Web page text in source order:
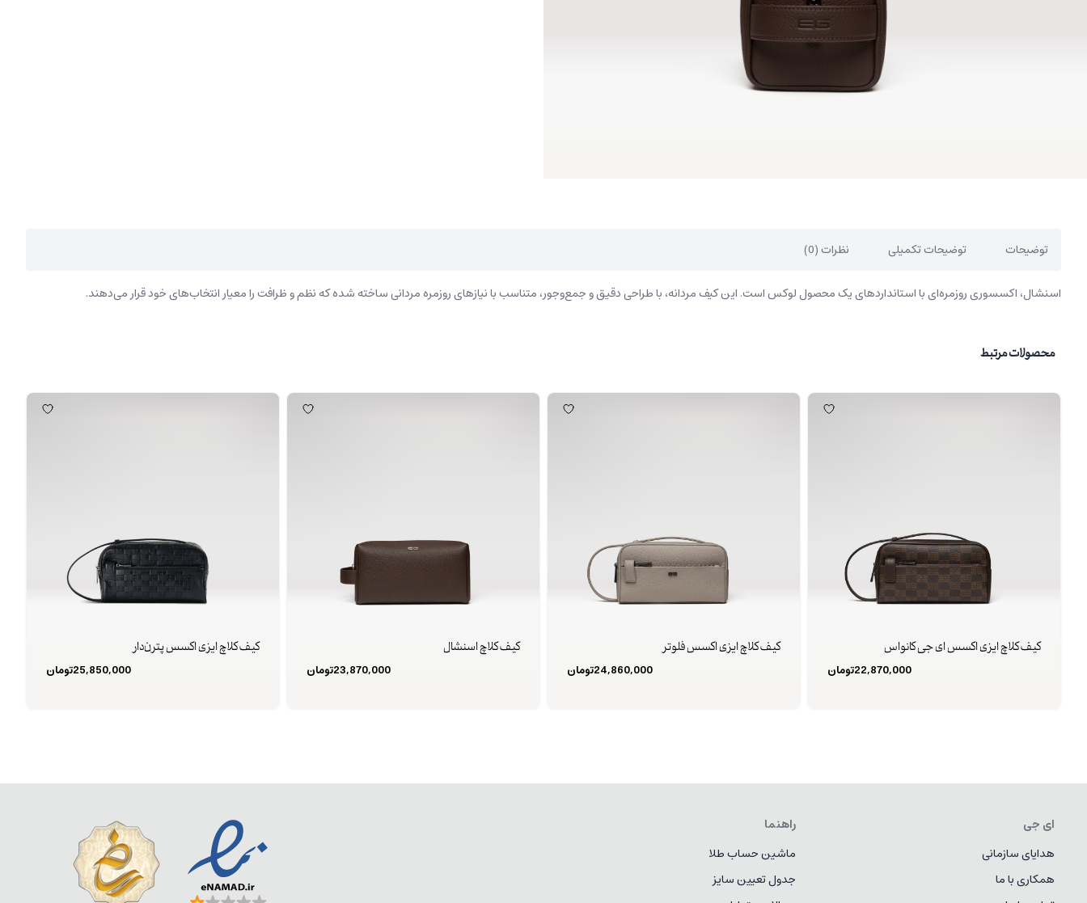
توضیحات توضیحات تکمیلی نظرات (0)
اسنشال، اکسسوری روزمره‌ای با استانداردهای یک محصول لوکس است. این کیف مردانه، با طراحی دقیق و جمع‌وجور، متناسب با نیازهای روزمره مردانی ساخته شده که نظم و ظرافت را معیار انتخاب‌های خود قرار می‌دهند.
محصولات مرتبط
کیف کلاچ ایزی اکسس ای جی کانواس
22,870,000تومان
کیف کلاچ ایزی اکسس فلوتر
24,860,000تومان
کیف کلاچ اسنشال
23,870,000تومان
کیف کلاچ ایزی اکسس پترن‌دار
25,850,000تومان
ای جی
هدایای سازمانی
همکاری با ما
راهنما
ماشین حساب طلا
جدول تعیین سایز